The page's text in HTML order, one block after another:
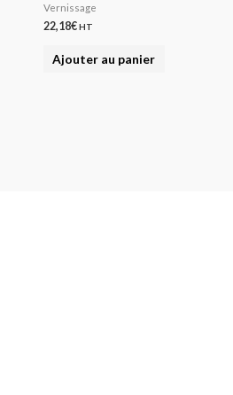
Vernissage
22,18€HT
Ajouter au panier